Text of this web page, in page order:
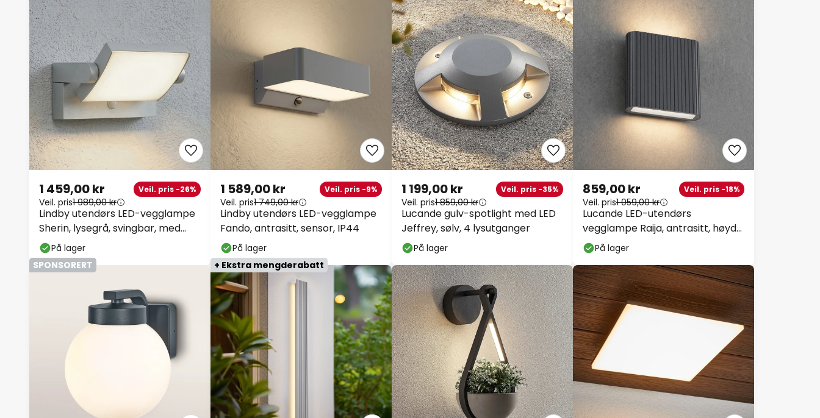
Lindby utendørs LED-vegglampe
Sherin, lysegrå, svingbar, med
sensor
1 459,00 kr Veil. pris -26%
Veil. pris1 989,00 kr
På lager
Lindby utendørs LED-vegglampe
Fando, antrasitt, sensor, IP44
1 589,00 kr Veil. pris -9%
Veil. pris1 749,00 kr
På lager
Lucande gulv-spotlight med LED
Jeffrey, sølv, 4 lysutganger
1 199,00 kr Veil. pris -35%
Veil. pris1 859,00 kr
På lager
Lucande LED-utendørs
vegglampe Raija, antrasitt, høyde
19 cm, CCT
859,00 kr Veil. pris -18%
Veil. pris1 059,00 kr
På lager
SPONSORERT
+ Ekstra mengderabatt